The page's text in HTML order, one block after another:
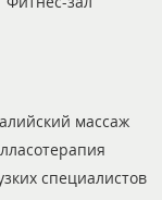
массаж
специалистов